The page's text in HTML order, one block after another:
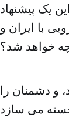
یک پیشنهاد
با ایران و
خواهد شد؟
و دشمنان را